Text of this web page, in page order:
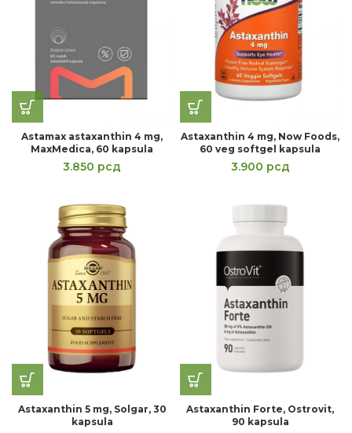
Astamax astaxanthin 4 mg,
MaxMedica, 60 kapsula
3.850 рсд
Astaxanthin 4 mg, Now Foods,
60 veg softgel kapsula
3.900 рсд
Astaxanthin 5 mg, Solgar, 30
kapsula
Astaxanthin Forte, Ostrovit,
90 kapsula